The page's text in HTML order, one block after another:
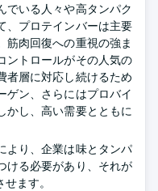
でいる人々や高タンパク
、プロテインバーは主要
筋肉回復への重視の強ま
ントロールがその人気の
者層に対応し続けるため
ゲン、さらにはプロバイ
かし、高い需要とともに
より、企業は味とタンパ
ける必要があり、それが
ます。